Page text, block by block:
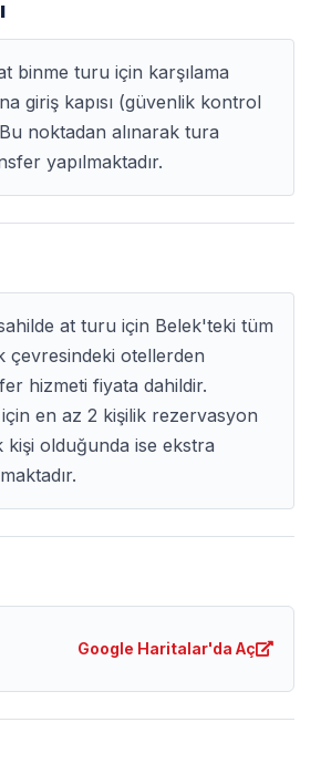
otellerden alınış ve tur
sağlanır.
tur seçenekleri vardır. Gün
mi?
plaj molası özellikle fotoğraf
tepeleri çevresindedir. Hava,
nedeniyle küçük değişiklikler
– Sahilde At Binme Turu
turlarda, yetkili makamların
denizin içinde at sürülmesi
tur firmaları için geçerlidir ve
binme turu için karşılama
giriş kapısı (güvenlik kontrol
noktadan alınarak tura
yapılmaktadır.
at turu için Belek'teki tüm
çevresindeki otellerden
hizmeti fiyata dahildir.
en az 2 kişilik rezervasyon
kişi olduğunda ise ekstra
Google Haritalar'da Aç